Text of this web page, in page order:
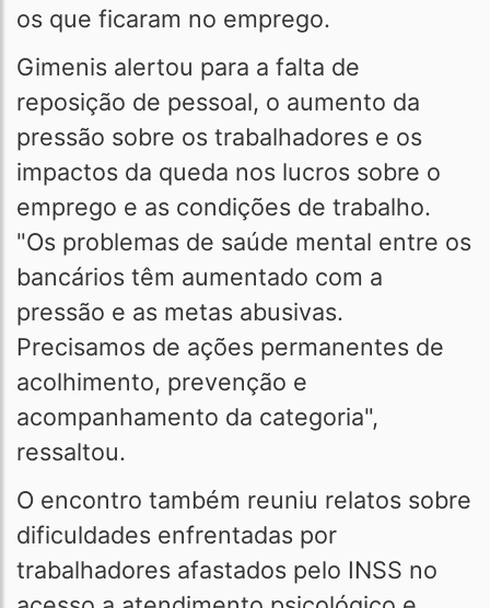
os que ficaram no emprego.
Gimenis alertou para a falta de
reposição de pessoal, o aumento da
pressão sobre os trabalhadores e os
impactos da queda nos lucros sobre o
emprego e as condições de trabalho.
"Os problemas de saúde mental entre os
bancários têm aumentado com a
pressão e as metas abusivas.
Precisamos de ações permanentes de
acolhimento, prevenção e
acompanhamento da categoria",
ressaltou.
O encontro também reuniu relatos sobre
dificuldades enfrentadas por
trabalhadores afastados pelo INSS no